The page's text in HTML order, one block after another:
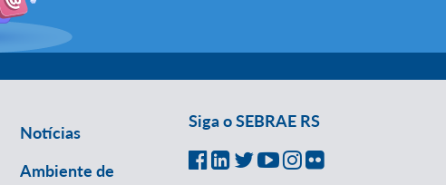
Notícias
Ambiente de
Siga o SEBRAE RS